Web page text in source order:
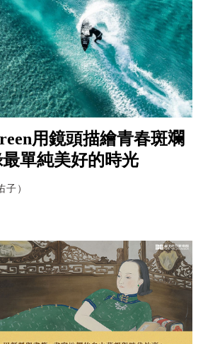
用鏡頭描繪青春斑斕
單純美好的時光
）